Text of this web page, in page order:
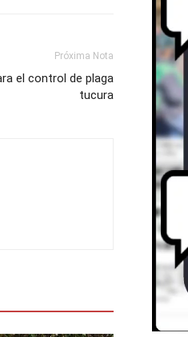
Próxima Nota
el control de plaga
tucura